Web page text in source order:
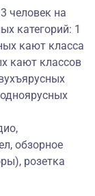
человек на
категорий: 1
кают класса
кают классов
обзорное
розетка